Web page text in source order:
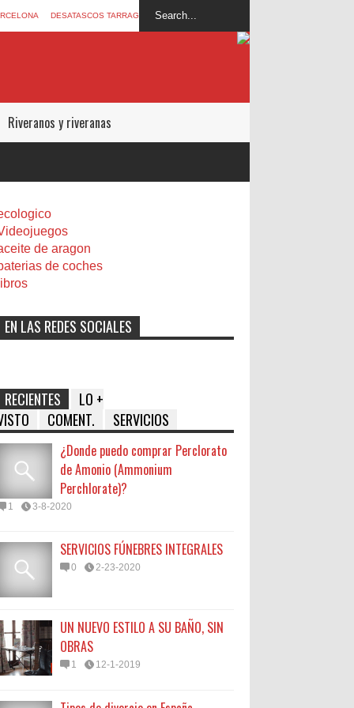
DESATASCOS TARRAGONA
Riveranos y riveranas
de aragon
de coches
libros
EN LAS REDES SOCIALES
RECIENTES
LO +
COMENT. SERVICIOS
¿Donde puedo comprar Perclorato
de Amonio (Ammonium
Perchlorate)?
1 3-8-2020
SERVICIOS FÚNEBRES INTEGRALES
0 2-23-2020
UN NUEVO ESTILO A SU BAÑO, SIN
OBRAS
1 12-1-2019